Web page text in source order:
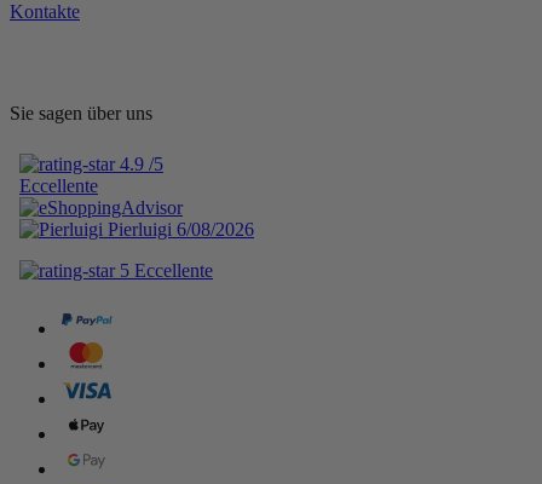
Kontakte
Sie sagen über uns